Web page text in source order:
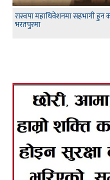
रास्वपा महाधिवेशनमा सहभागी हुन
भरतपुरमा